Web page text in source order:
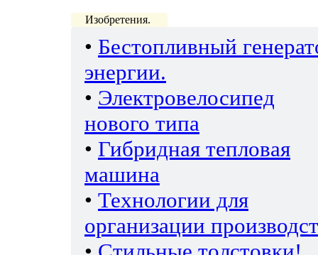
Изобретения.
• Бестопливный
энергии.
• Электровелосипед
нового типа
• Гибридная тепловая
машина
• Технологии для
организации